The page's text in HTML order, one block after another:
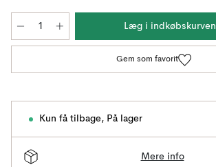
Læg i indkøbskurven
Gem som favorit
Kun få tilbage, På lager
Mere info